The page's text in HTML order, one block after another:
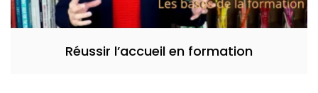
Réussir l’accueil en formation